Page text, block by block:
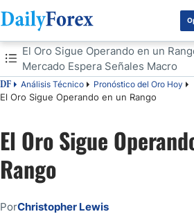
Tabla de contenidos
DF Análisis Técnico Pronóstico del Oro Hoy
El Oro Sigue Operando en un Rango
El Oro Sigue Operando en un
Mercado Espera Señales Macro
El Oro Sigue Operando en un Rango
Señales Macro
El Oro Sigue
Rango
PorChristopher Lewis